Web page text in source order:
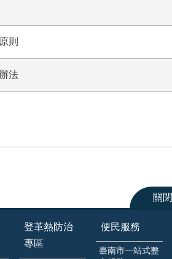
則
法
關閉
登革熱防治
專區
便民服務
臺南市一站式整